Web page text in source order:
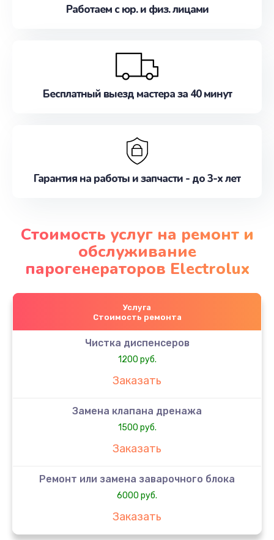
Работаем с юр. и физ. лицами
Бесплатный выезд мастера за 40 минут
Гарантия на работы и запчасти - до 3-х лет
Стоимость услуг на ремонт и
обслуживание
парогенераторов Electrolux
Услуга
Стоимость ремонта
Чистка диспенсеров
1200 руб.
Заказать
Замена клапана дренажа
1500 руб.
Заказать
Ремонт или замена заварочного блока
6000 руб.
Заказать